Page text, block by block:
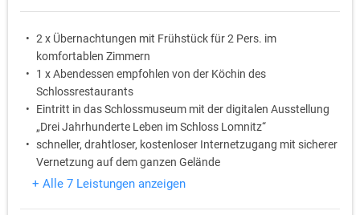
2 x Übernachtungen mit Frühstück für 2 Pers. im
komfortablen Zimmern
1 x Abendessen empfohlen von der Köchin des
Schlossrestaurants
Eintritt in das Schlossmuseum mit der digitalen Ausstellung
„Drei Jahrhunderte Leben im Schloss Lomnitz“
schneller, drahtloser, kostenloser Internetzugang mit sicherer
Vernetzung auf dem ganzen Gelände
Reservierungsmöglichkeit für Liegestühle in ruhigen Ecken
+ Alle 7 Leistungen anzeigen